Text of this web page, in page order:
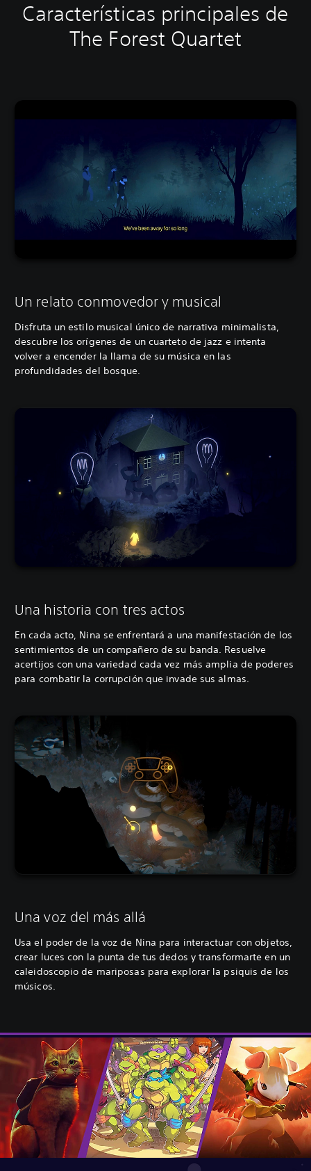
Características principales de
The Forest Quartet
Un relato conmovedor y musical
Disfruta un estilo musical único de narrativa minimalista,
descubre los orígenes de un cuarteto de jazz e intenta
volver a encender la llama de su música en las
profundidades del bosque.
Una historia con tres actos
En cada acto, Nina se enfrentará a una manifestación de los
sentimientos de un compañero de su banda. Resuelve
acertijos con una variedad cada vez más amplia de poderes
para combatir la corrupción que invade sus almas.
Una voz del más allá
Usa el poder de la voz de Nina para interactuar con objetos,
crear luces con la punta de tus dedos y transformarte en un
caleidoscopio de mariposas para explorar la psiquis de los
músicos.